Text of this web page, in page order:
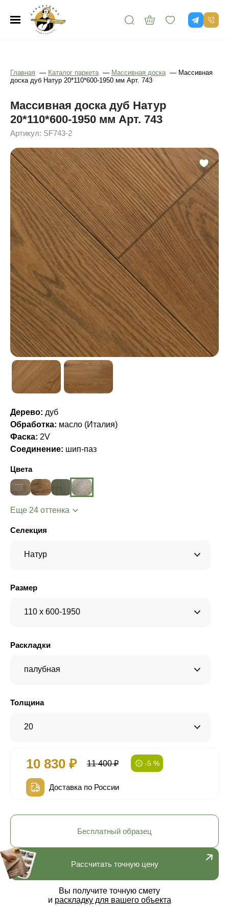
Главная — Каталог паркета — Массивная доска — Массивная
доска дуб Натур 20*110*600-1950 мм Арт. 743
Массивная доска дуб Натур
20*110*600-1950 мм Арт. 743
Артикул: SF743-2
Дерево: дуб
Обработка: масло (Италия)
Фаска: 2V
Соединение: шип-паз
Цвета
Еще 24 оттенка
Селекция
Натур
Размер
110 x 600-1950
Раскладки
палубная
Толщина
20
10 830 ₽ 11 400 ₽ -5 %
Доставка по России
Рассчитать точную цену
Вы получите точную смету
и раскладку для вашего объекта
Бесплатный образец